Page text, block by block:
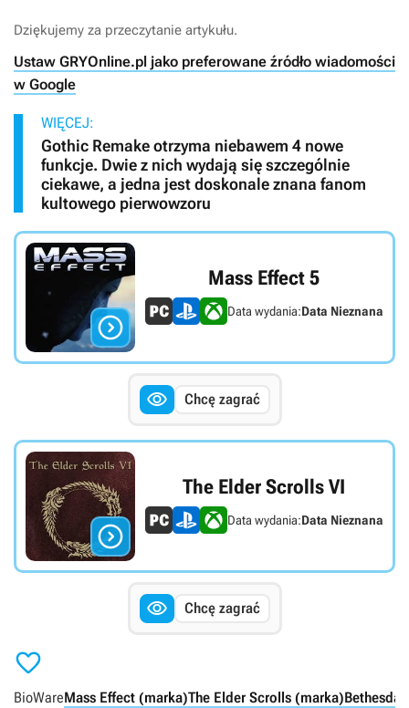
Dziękujemy za przeczytanie artykułu.
Ustaw GRYOnline.pl jako preferowane źródło wiadomości
w Google
WIĘCEJ:
Gothic Remake otrzyma niebawem 4 nowe
funkcje. Dwie z nich wydają się szczególnie
ciekawe, a jedna jest doskonale znana fanom
kultowego pierwowzoru

Mass Effect 5
Data wydania:Data Nieznana
 Chcę zagrać

The Elder Scrolls VI
Data wydania:Data Nieznana
 Chcę zagrać

BioWareMass Effect (marka)The Elder Scrolls (marka)Bethesda